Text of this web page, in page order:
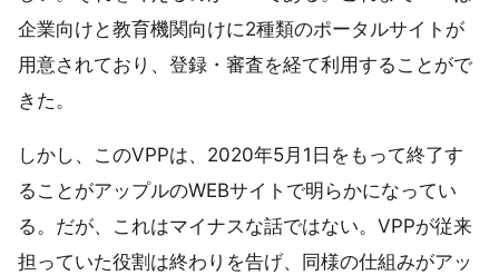
企業向けと教育機関向けに2種類のポータルサイトが
用意されており、登録・審査を経て利用することがで
きた。
しかし、このVPPは、2020年5月1日をもって終了す
ることがアップルのWEBサイトで明らかになってい
る。だが、これはマイナスな話ではない。VPPが従来
担っていた役割は終わりを告げ、同様の仕組みがアッ